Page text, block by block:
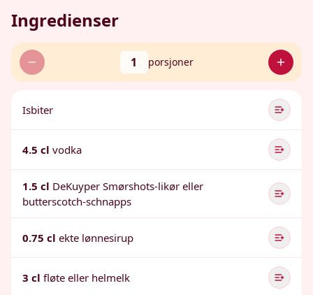
Ingredienser
1 porsjoner
Isbiter
4.5 cl vodka
1.5 cl DeKuyper Smørshots-likør eller
butterscotch-schnapps
0.75 cl ekte lønnesirup
3 cl fløte eller helmelk